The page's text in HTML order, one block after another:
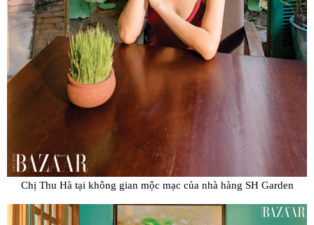
Chị Thu Hà tại không gian mộc mạc của nhà hàng SH Garden